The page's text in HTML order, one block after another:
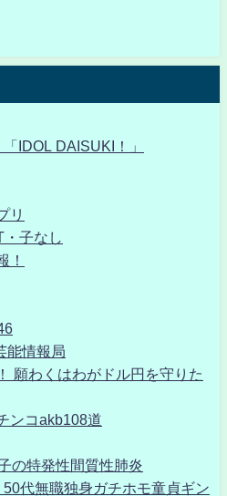
IDOL DAISUKI！」
リ
子なし
！
能情報局
願わくはわがドル円を守りた
ンコakb108道
の特発性間質性肺炎
代無職独身ガチホモ童貞ギン